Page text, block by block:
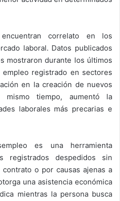
correlato en los
laboral. Datos publicados
mostraron durante los últimos
registrado en sectores
en la creación de nuevos
tiempo, aumentó la
laborales más precarias e
es una herramienta
registrados despedidos sin
o por causas ajenas a
una asistencia económica
mientras la persona busca